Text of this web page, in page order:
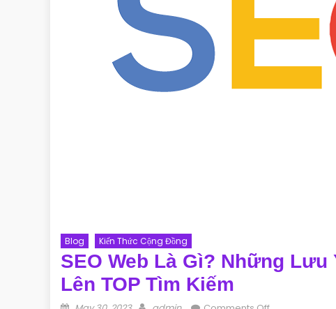
Blog Kiến Thức Cộng Đồng
SEO Web Là Gì? Những
Lên TOP Tìm Kiếm